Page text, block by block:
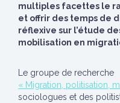
multiples facettes le
et offrir des temps de
réflexive sur l’étude
mobilisation en
Le groupe de recherche
« Migration, politisation,
sociologues et des